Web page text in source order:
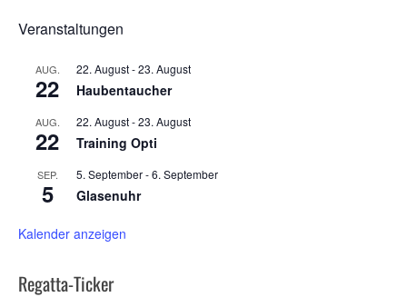
Veranstaltungen
AUG.
22
22. August-23. August
Haubentaucher
AUG.
22
22. August-23. August
Training Opti
SEP.
5
5. September-6. September
Glasenuhr
Kalender anzeigen
Regatta-Ticker